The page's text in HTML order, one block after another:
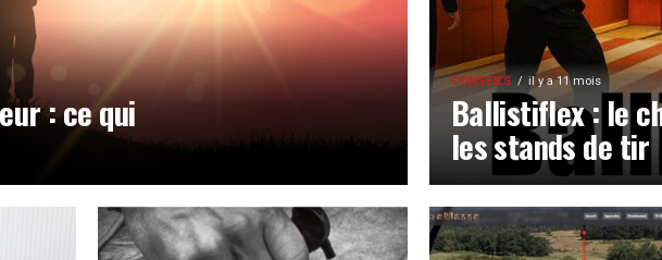
: ce qui
CONSEILS il y a 11 mois
Ballistiflex : le
les stands de tir